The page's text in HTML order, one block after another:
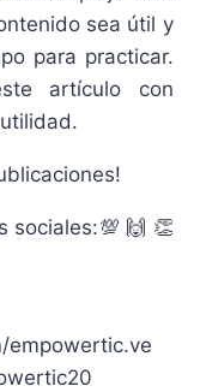
sea útil y
para practicar.
artículo con
sociales:💯 🙌 👏
empowertic.ve